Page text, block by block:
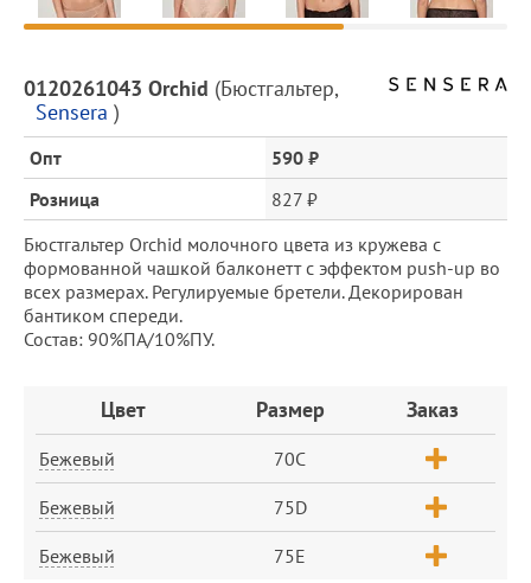
Описание
товара
и
цена
0120261043 Orchid (Бюстгальтер,
Sensera )
Опт
590 ₽
Розница
827 ₽
Бюстгальтер Orchid молочного цвета из кружева с
формованной чашкой балконетт с эффектом push-up во
всех размерах. Регулируемые бретели. Декорирован
бантиком спереди.
Состав: 90%ПА/10%ПУ.
ЗаказЦвет Размер Заказ
Бежевый 70C
Бежевый 75D
Бежевый 75E